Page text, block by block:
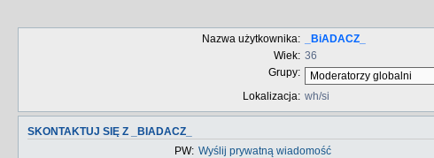
Nazwa użytkownika:
_BiADACZ_
Wiek: 36
Grupy:
Lokalizacja: wh/si
SKONTAKTUJ SIĘ Z _BIADACZ_
PW: Wyślij prywatną wiadomość